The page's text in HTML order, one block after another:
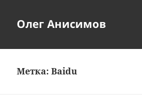
Олег Анисимов
Метка:Baidu